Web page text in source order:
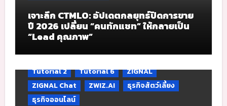
เจาะลึก CTMLO: อัปเดตกลยุทธ์ปิดการขาย
ปี 2026 เปลี่ยน “คนทักแชท” ให้กลายเป็น
“Lead คุณภาพ”
Tutorial 2 Tutorial 6
ZIGNAL
ZIGNAL Chat
ZWIZ.AI
ธุรกิจสัตว์เลี้ยง
ธุรกิจออนไลน์